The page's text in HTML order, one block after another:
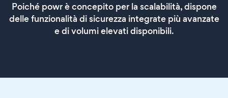
Poiché powr è concepito per la scalabilità, dispone
delle funzionalità di sicurezza integrate più avanzate
e di volumi elevati disponibili.